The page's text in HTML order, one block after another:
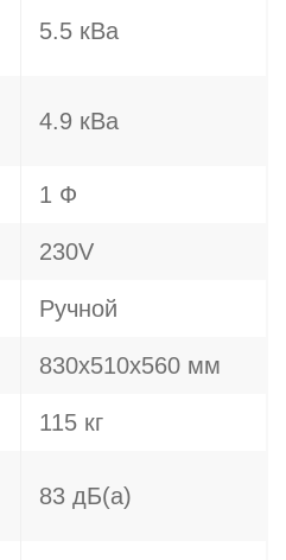
5.5 кВа
4.9 кВа
1 Ф
230V
Ручной
830х510х560 мм
115 кг
83 дБ(а)